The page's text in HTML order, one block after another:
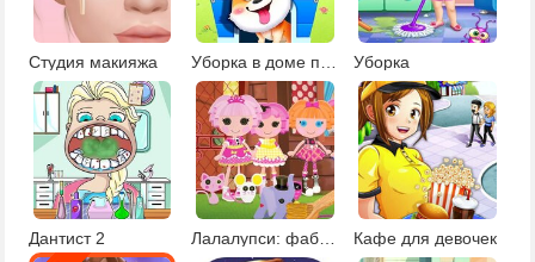
Студия макияжа Уборка в доме панды Уборка
Дантист 2 Лалалупси: фабрика кукол Кафе для девочек